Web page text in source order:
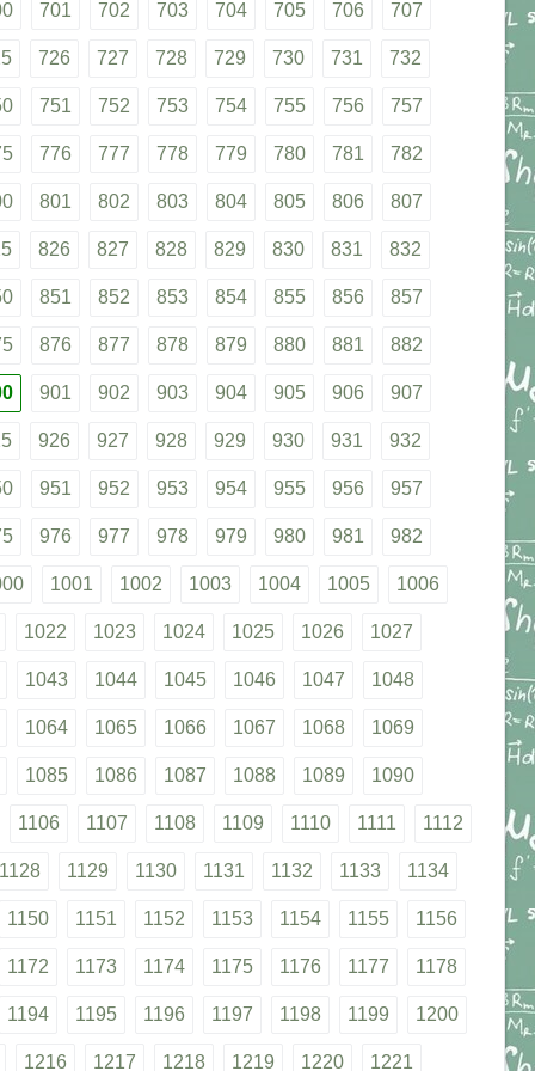
701 702 703 704 705 706 707
726 727 728 729 730 731 732
751 752 753 754 755 756 757
776 777 778 779 780 781 782
801 802 803 804 805 806 807
826 827 828 829 830 831 832
851 852 853 854 855 856 857
876 877 878 879 880 881 882
901 902 903 904 905 906 907
926 927 928 929 930 931 932
951 952 953 954 955 956 957
976 977 978 979 980 981 982
1001 1002 1003 1004 1005 1006
1022 1023 1024 1025 1026 1027
1043 1044 1045 1046 1047 1048
1064 1065 1066 1067 1068 1069
1085 1086 1087 1088 1089 1090
1106 1107 1108 1109 1110 1111 1112
1128 1129 1130 1131 1132 1133 1134
1150 1151 1152 1153 1154 1155 1156
1172 1173 1174 1175 1176 1177 1178
1194 1195 1196 1197 1198 1199 1200
1216 1217 1218 1219 1220 1221